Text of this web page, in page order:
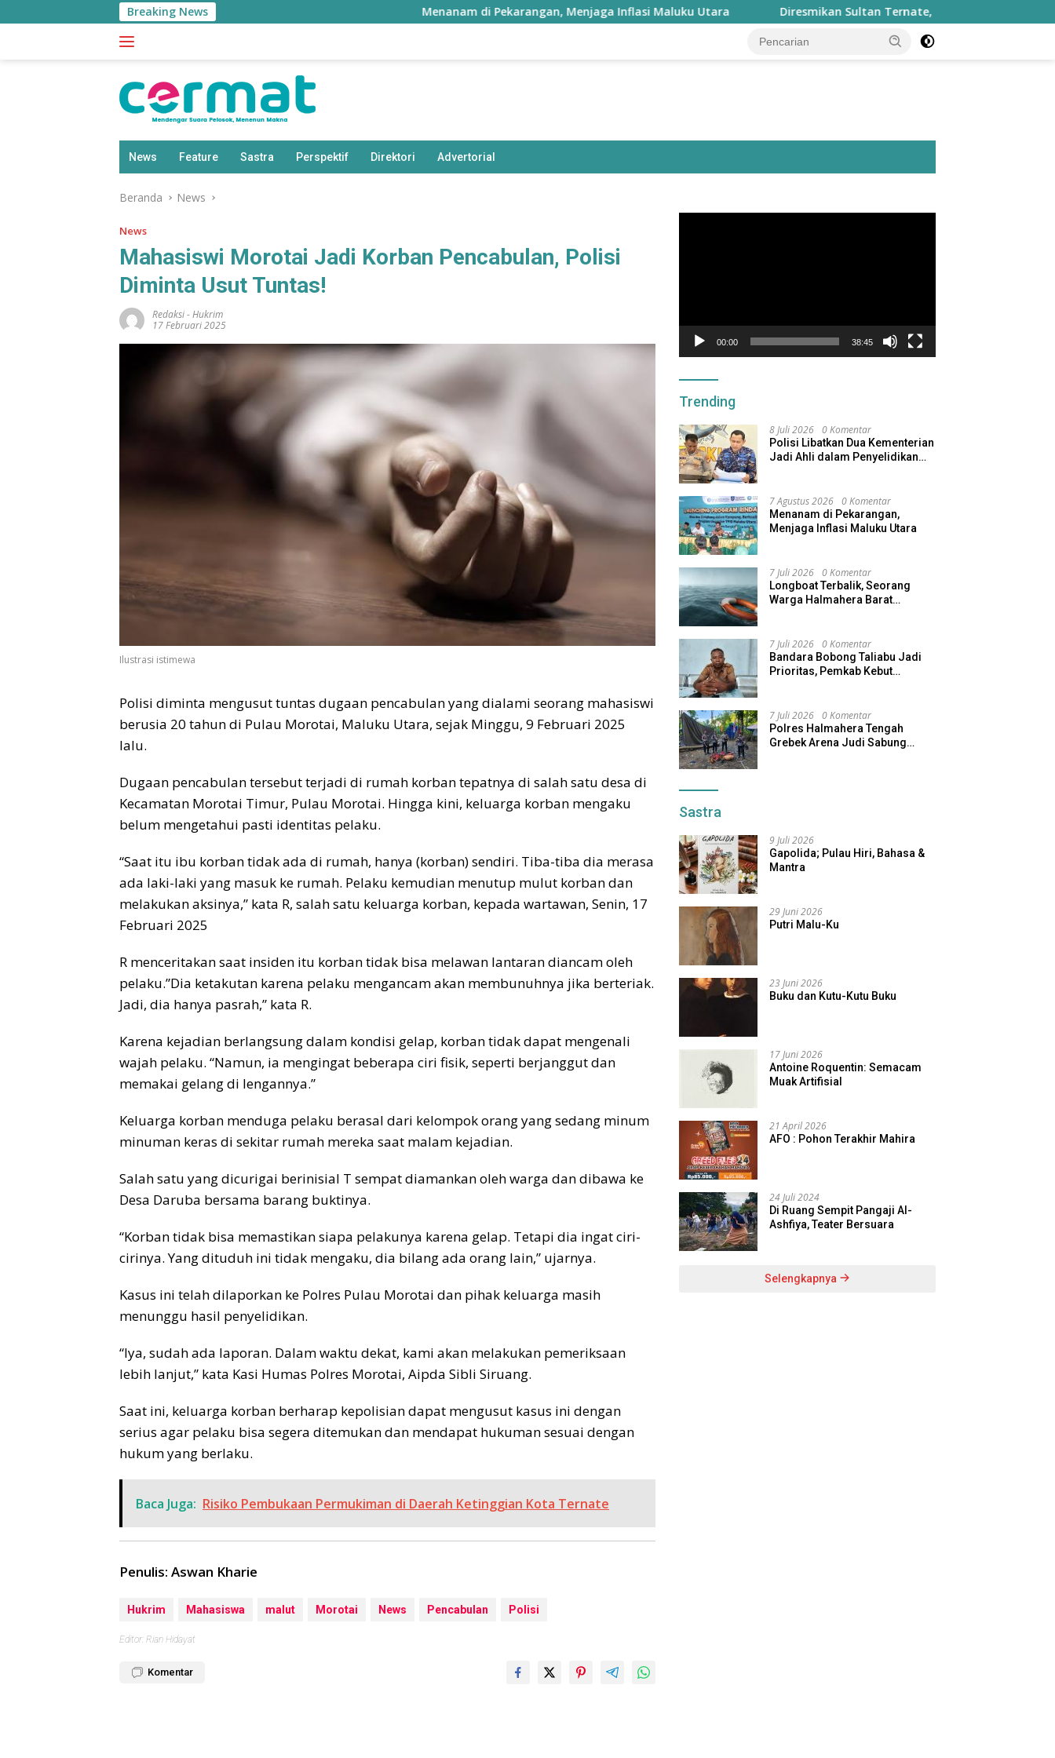
ke
Breaking News Menanam di Pekarangan, Menjaga Inflasi Maluku Utara Diresmikan Sultan Ternate, Masjid Nurul Fasyah Takome
News Feature Sastra Perspektif Direktori Advertorial
Beranda News
News
Mahasiswi Morotai Jadi Korban Pencabulan, Polisi
Diminta Usut Tuntas!
Redaksi-Hukrim
17 Februari 2025
Ilustrasi istimewa
Polisi diminta mengusut tuntas dugaan pencabulan yang dialami seorang mahasiswi
berusia 20 tahun di Pulau Morotai, Maluku Utara, sejak Minggu, 9 Februari 2025
lalu.
Dugaan pencabulan tersebut terjadi di rumah korban tepatnya di salah satu desa di
Kecamatan Morotai Timur, Pulau Morotai. Hingga kini, keluarga korban mengaku
belum mengetahui pasti identitas pelaku.
“Saat itu ibu korban tidak ada di rumah, hanya (korban) sendiri. Tiba-tiba dia merasa
ada laki-laki yang masuk ke rumah. Pelaku kemudian menutup mulut korban dan
melakukan aksinya,” kata R, salah satu keluarga korban, kepada wartawan, Senin, 17
Februari 2025
R menceritakan saat insiden itu korban tidak bisa melawan lantaran diancam oleh
pelaku.”Dia ketakutan karena pelaku mengancam akan membunuhnya jika berteriak.
Jadi, dia hanya pasrah,” kata R.
Karena kejadian berlangsung dalam kondisi gelap, korban tidak dapat mengenali
wajah pelaku. “Namun, ia mengingat beberapa ciri fisik, seperti berjanggut dan
memakai gelang di lengannya.”
Keluarga korban menduga pelaku berasal dari kelompok orang yang sedang minum
minuman keras di sekitar rumah mereka saat malam kejadian.
Salah satu yang dicurigai berinisial T sempat diamankan oleh warga dan dibawa ke
Desa Daruba bersama barang buktinya.
“Korban tidak bisa memastikan siapa pelakunya karena gelap. Tetapi dia ingat ciri-
cirinya. Yang dituduh ini tidak mengaku, dia bilang ada orang lain,” ujarnya.
Kasus ini telah dilaporkan ke Polres Pulau Morotai dan pihak keluarga masih
menunggu hasil penyelidikan.
“Iya, sudah ada laporan. Dalam waktu dekat, kami akan melakukan pemeriksaan
lebih lanjut,” kata Kasi Humas Polres Morotai, Aipda Sibli Siruang.
Saat ini, keluarga korban berharap kepolisian dapat mengusut kasus ini dengan
serius agar pelaku bisa segera ditemukan dan mendapat hukuman sesuai dengan
hukum yang berlaku.
Baca Juga: Risiko Pembukaan Permukiman di Daerah Ketinggian Kota Ternate
Penulis: Aswan Kharie
Hukrim Mahasiswa malut Morotai News Pencabulan Polisi
Editor: Rian Hidayat
Komentar
00:00 38:45
Trending
8 Juli 2026 0 Komentar
Polisi Libatkan Dua Kementerian
Jadi Ahli dalam Penyelidikan
7 Agustus 2026 0 Komentar
Menanam di Pekarangan,
Menjaga Inflasi Maluku Utara
7 Juli 2026 0 Komentar
Longboat Terbalik, Seorang
Warga Halmahera Barat
7 Juli 2026 0 Komentar
Bandara Bobong Taliabu Jadi
Prioritas, Pemkab Kebut
7 Juli 2026 0 Komentar
Polres Halmahera Tengah
Grebek Arena Judi Sabung
Sastra
9 Juli 2026
Gapolida; Pulau Hiri, Bahasa &
Mantra
29 Juni 2026
Putri Malu-Ku
23 Juni 2026
Buku dan Kutu-Kutu Buku
17 Juni 2026
Antoine Roquentin: Semacam
Muak Artifisial
21 April 2026
AFO : Pohon Terakhir Mahira
24 Juli 2024
Di Ruang Sempit Pangaji Al-
Ashfiya, Teater Bersuara
Selengkapnya